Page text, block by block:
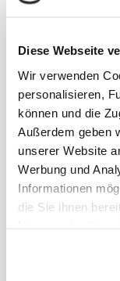
Diese Webseite
Wir verwenden
personalisieren,
können und die
Außerdem geben
unserer Website
Werbung und
Informationen
die Sie ihnen
Dünne
bringen
wie
Pferd